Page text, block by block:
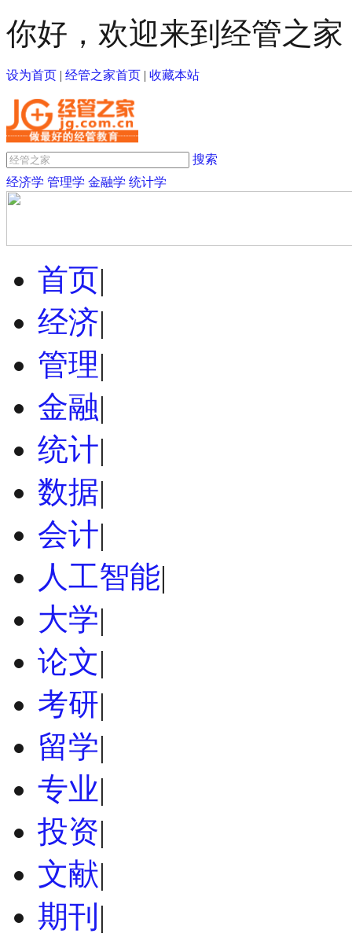
你好，欢迎来到经管之家
设为首页 | 经管之家首页 | 收藏本站
搜索
经济学 管理学 金融学 统计学
首页|
经济|
管理|
金融|
统计|
数据|
会计|
人工智能|
大学|
论文|
考研|
留学|
专业|
投资|
文献|
期刊 |